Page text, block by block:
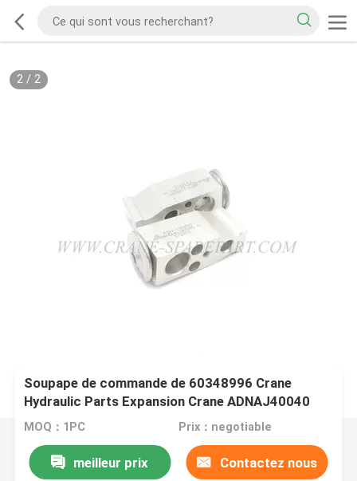
2/ 2
Soupape de commande de 60348996 Crane
Hydraulic Parts Expansion Crane ADNAJ40040
MOQ：1PC Prix：negotiable
meilleur prix Contactez nous